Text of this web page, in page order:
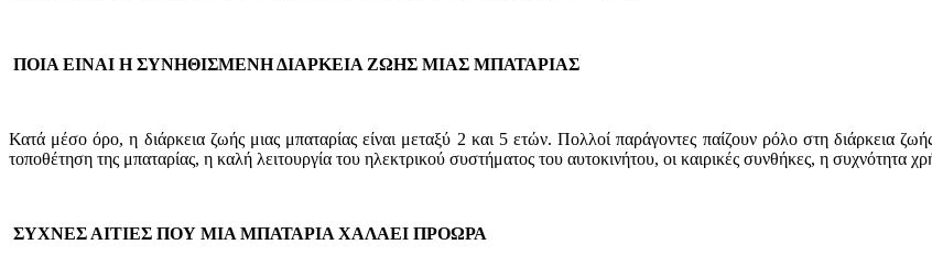
ΠΟΙΑ ΕΙΝΑΙ Η ΣΥΝΗΘΙΣΜΕΝΗ ΔΙΑΡΚΕΙΑ ΖΩΗΣ ΜΙΑΣ ΜΠΑΤΑΡΙΑΣ
Κατά μέσο όρο, η διάρκεια ζωής μιας μπαταρίας είναι μεταξύ 2 και 5 ετών. Πολλοί παράγοντες παίζουν ρόλο στη διάρκεια
τοποθέτηση της μπαταρίας, η καλή λειτουργία του ηλεκτρικού συστήματος του αυτοκινήτου, οι καιρικές συνθήκες, η συχνότητα
ΣΥΧΝΕΣ ΑΙΤΙΕΣ ΠΟΥ ΜΙΑ ΜΠΑΤΑΡΙΑ ΧΑΛΑΕΙ ΠΡΟΩΡΑ